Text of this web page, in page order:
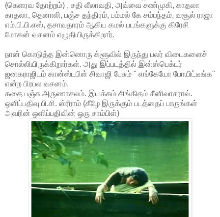
(கெளரவ தோற்றம்) , சதி லீலாவதி, அவ்வை சண்முகி, காதலா
காதலா, தெனாலி, பஞ்ச தந்திரம், பம்மல் கே சம்பந்தம், வசூல் ராஜா
எம்.பி.பி.எஸ், தசாவதாரம் ஆகிய கமல் படங்களுக்கு கிரேசி
மோகன் வசனம் எழுதியிருக்கிறார்.
நான் கொடுத்த இன்னொரு க்ளூவில் இருந்து பலர் விடைகளைச்
சொல்லியிருக்கிறார்கள். அது இப்படத்தில் இன்ஸ்பெக்டர்
ஜனகராஜிடம் கான்ஸ்டபிள் சிவாஜி பேசும் " எங்கேயோ போயிட்டீங்க"
என்ற பிரபல வசனம்.
கதை பஞ்சு அருணாசலம். இயக்கம் சிங்கிதம் சீனிவாசராவ்.
ஒளிப்பதிவு பி.சி. ஸ்ரீராம் (கீழே இருக்கும் படத்தைப் பாருங்கள்
அவரின் ஒளிப்பதிவின் ஒரு சாம்பிள்)